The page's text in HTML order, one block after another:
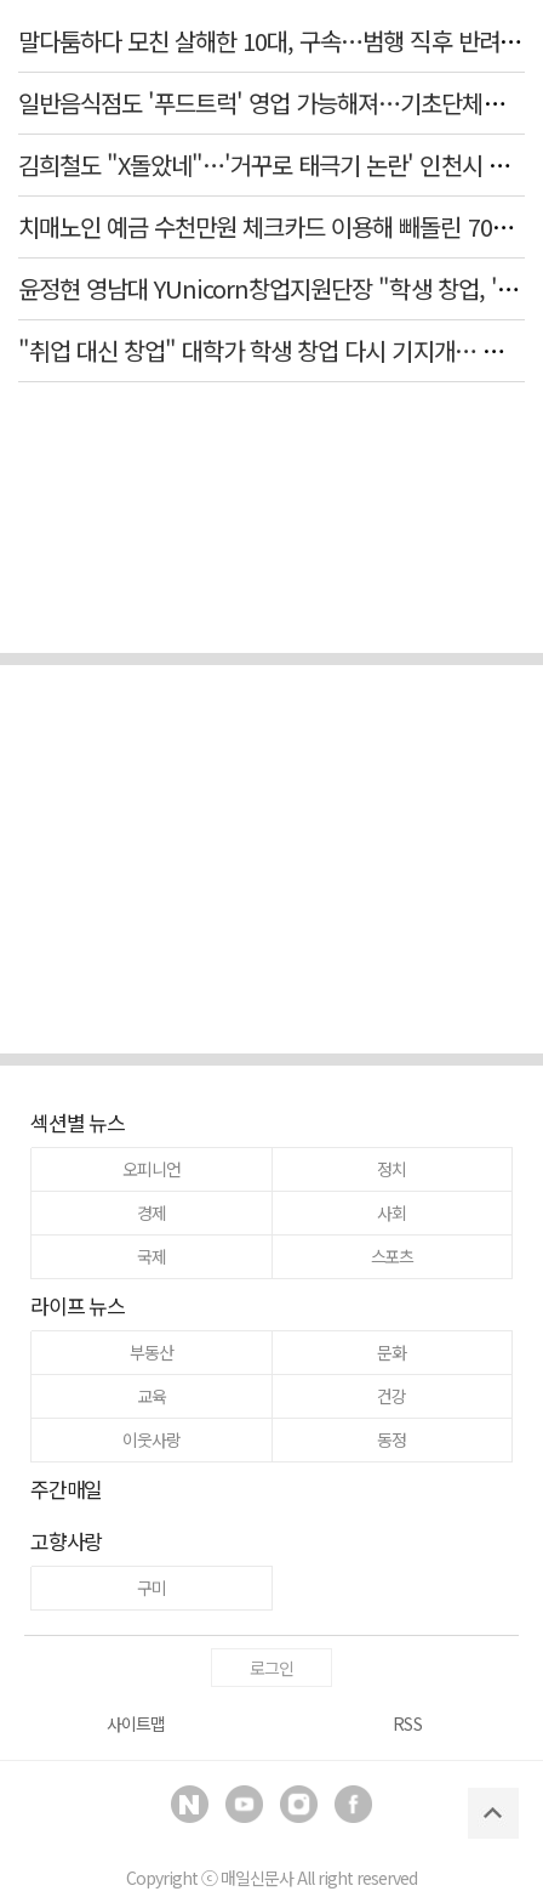
말다툼하다 모친 살해한 10대, 구속…범행 직후 반려견도 죽여
일반음식점도 '푸드트럭' 영업 가능해져…기초단체별 조례 개정 움직임
김희철도 "X돌았네"…'거꾸로 태극기 논란' 인천시 현수막, 이틀 만에 철거
치매노인 예금 수천만원 체크카드 이용해 빼돌린 70대 간병인, 집행유예
윤정현 영남대 YUnicorn창업지원단장 "학생 창업, '팀 빌딩'이 제일 중요"
"취업 대신 창업" 대학가 학생 창업 다시 기지개… 창업자·기업·매출 동반 성장
섹션별 뉴스
오피니언
정치
경제
사회
국제
스포츠
라이프 뉴스
부동산
문화
교육
건강
이웃사랑
동정
주간매일
고향사랑
구미
로그인
사이트맵 RSS
Copyright ⓒ매일신문사All right reserved